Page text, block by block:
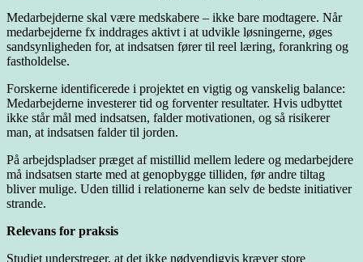
Medarbejderne skal være medskabere – ikke bare modtagere. Når
medarbejderne fx inddrages aktivt i at udvikle løsningerne, øges
sandsynligheden for, at indsatsen fører til reel læring, forankring og
fastholdelse.
Forskerne identificerede i projektet en vigtig og vanskelig balance:
Medarbejderne investerer tid og forventer resultater. Hvis udbyttet
ikke står mål med indsatsen, falder motivationen, og så risikerer
man, at indsatsen falder til jorden.
På arbejdspladser præget af mistillid mellem ledere og medarbejdere
må indsatsen starte med at genopbygge tilliden, før andre tiltag
bliver mulige. Uden tillid i relationerne kan selv de bedste initiativer
strande.
Relevans for praksis
Studiet understreger, at det ikke nødvendigvis kræver store